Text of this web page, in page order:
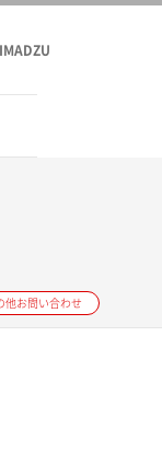
他お問い合わせ